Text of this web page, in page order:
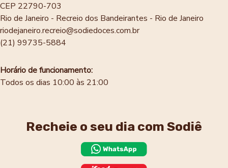
CEP 22790-703
Rio de Janeiro - Recreio dos Bandeirantes - Rio de Janeiro
riodejaneiro.recreio@sodiedoces.com.br
(21) 99735-5884
Horário de funcionamento:
Todos os dias 10:00 às 21:00
Recheie o seu dia com Sodiê